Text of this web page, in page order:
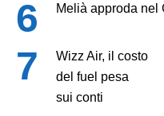
Melià approda nel
Wizz Air, il costo
del fuel pesa
sui conti